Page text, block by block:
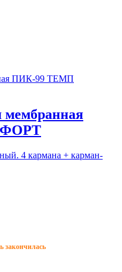
мембранная
4 кармана + карман-
закончилась